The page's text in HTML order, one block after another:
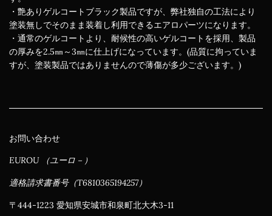
・艶ありゲルコートブラック製品ですが、弊社独自の工法により
塗装無しでそのまま装着し利用できるエアロパーツになります。
・通常のゲルコートより、耐候性の高いゲルコートを採用、製品
の厚みを2.5㎜～3㎜に仕上げになっています。(品質に拘っていま
すが、塗装製品ではありませんので薄傷が多少ございます。)
お問い合わせ
EUROU （ユーロ－）
適格請求書番号（T6810365194257）
〒444-1223 愛知県安城市和泉町北大木3-11